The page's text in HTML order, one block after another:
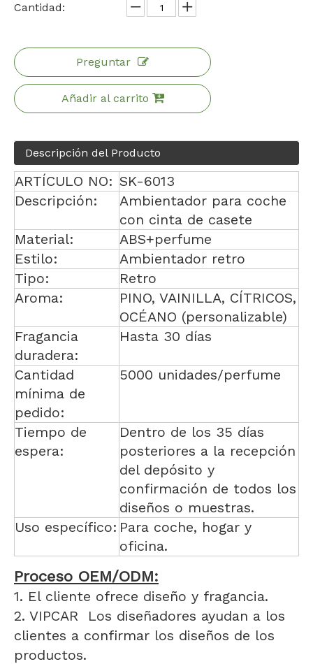
Cantidad:
Preguntar
Añadir al carrito
Descripción del Producto
ARTÍCULO NO: SK-6013
Descripción:
Ambientador para coche
con cinta de casete
Material:
ABS+perfume
Estilo:
Ambientador retro
Tipo:
Retro
Aroma:
PINO, VAINILLA, CÍTRICOS,
OCÉANO (personalizable)
Fragancia
duradera:
Hasta 30 días
Cantidad
mínima de
pedido:
5000 unidades/perfume
Tiempo de
espera:
Dentro de los 35 días
posteriores a la recepción
del depósito y
confirmación de todos los
diseños o muestras.
Uso específico: Para coche, hogar y
oficina.
Proceso OEM/ODM:
1. El cliente ofrece diseño y fragancia.
2. VIPCAR Los diseñadores ayudan a los
clientes a confirmar los diseños de los
productos.